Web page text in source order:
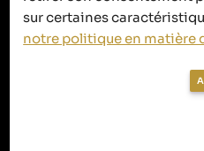
Politique de
Politique en
Conditions
sur certaines
notre politique en matière